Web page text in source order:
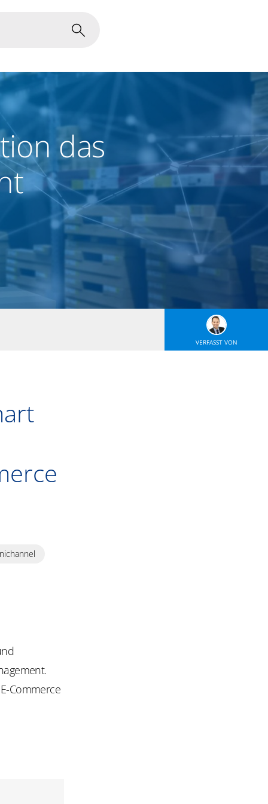
das
VERFASST VON
Commerce